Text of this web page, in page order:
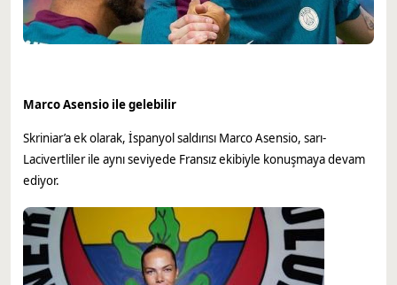
Marco Asensio ile gelebilir
Skriniar’a ek olarak, İspanyol saldırısı Marco Asensio, sarı-
Lacivertliler ile aynı seviyede Fransız ekibiyle konuşmaya devam
ediyor.